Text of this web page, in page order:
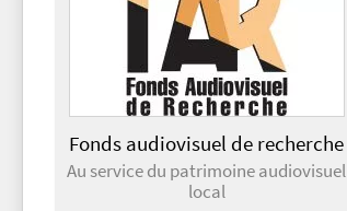
Fonds audiovisuel de recherche
Au service du patrimoine audiovisuel
local